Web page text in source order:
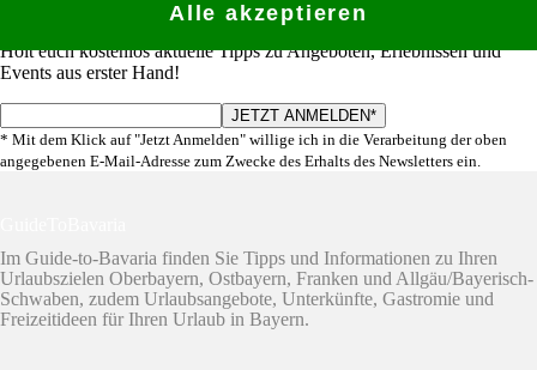
Holt euch kostenlos aktuelle Tipps zu Angeboten, Erlebnissen und
Events aus erster Hand!
* Mit dem Klick auf "Jetzt Anmelden" willige ich in die Verarbeitung der oben
angegebenen E-Mail-Adresse zum Zwecke des Erhalts des Newsletters ein.
Im Guide-to-Bavaria finden Sie Tipps und Informationen zu Ihren
Urlaubszielen Oberbayern, Ostbayern, Franken und Allgäu/Bayerisch-
Schwaben, zudem Urlaubsangebote, Unterkünfte, Gastromie und
Freizeitideen für Ihren Urlaub in Bayern.
Alle akzeptieren